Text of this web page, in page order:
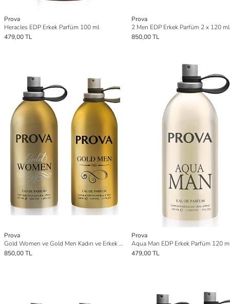
Prova
Heracles EDP Erkek Parfüm 100 ml
479,00 TL
Prova
2 Men EDP Erkek Parfüm 2 x 120 ml
850,00 TL
Prova
Gold Women ve Gold Men Kadın ve Erkek Parfüm EDP 2 x100 ml
850,00 TL
Prova
Aqua Man EDP Erkek Parfüm 120
479,00 TL